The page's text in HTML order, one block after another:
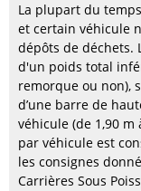
La plupart du
et certain véhicule
dépôts de déchets.
d'un poids total
remorque ou non),
d’une barre de
véhicule (de 1,90 m
par véhicule est
les consignes
Carrières Sous